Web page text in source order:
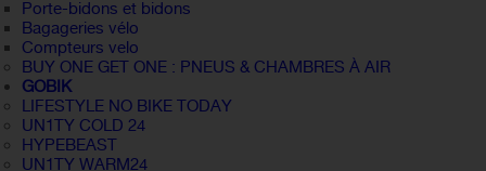
Porte-bidons et bidons
Bagageries vélo
Compteurs velo
BUY ONE GET ONE : PNEUS & CHAMBRES À AIR
GOBIK
LIFESTYLE NO BIKE TODAY
UN1TY COLD 24
HYPEBEAST
UN1TY WARM24